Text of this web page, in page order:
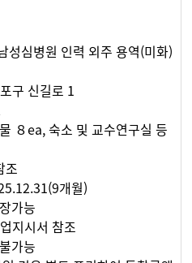
성심병원 인력 외주 용역(미화)
구 신길로 1
８ea, 숙소 및 교수연구실 등
조
개월)
가능
지시서 참조
가능